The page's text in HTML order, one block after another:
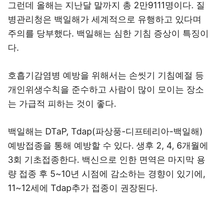
그런데 올해는 지난달 말까지 총 2만9111명이다. 질
병관리청은 백일해가 세계적으로 유행하고 있다며
주의를 당부했다. 백일해는 심한 기침 증상이 특징이
다.
호흡기감염병 예방을 위해서는 손씻기 기침예절 등
개인위생수칙을 준수하고 사람이 많이 모이는 장소
는 가급적 피하는 것이 좋다.
백일해는 DTaP, Tdap(파상풍-디프테리아-백일해)
예방접종을 통해 예방할 수 있다. 생후 2, 4, 6개월에
3회 기초접종한다. 백신으로 인한 면역은 마지막 용
량 접종 후 5~10년 시점에 감소하는 경향이 있기에,
11~12세에 Tdap추가 접종이 권장된다.